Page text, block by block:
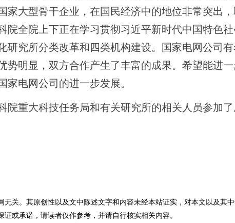
家大型骨干企业，在国民经济中的地位非常突出，
院全院上下正在学习贯彻习近平新时代中国特色
研究所分类改革和四类机构建设。国家电网公司
势明显，双方合作产生了丰富的成果。希望能进
家电网公司的进一步发展。
院重大科技任务局和有关研究所的相关人员参加了
关。其原创性以及文中陈述文字和内容未经本站证实，对本文以及其中
或承诺，请读者仅作参考，并请自行核实相关内容。